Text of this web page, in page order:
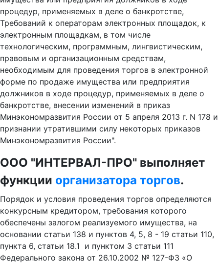
процедур, применяемых в деле о банкротстве,
Требований к операторам электронных площадок, к
электронным площадкам, в том числе
технологическим, программным, лингвистическим,
правовым и организационным средствам,
необходимым для проведения торгов в электронной
форме по продаже имущества или предприятия
должников в ходе процедур, применяемых в деле о
банкротстве, внесении изменений в приказ
Минэкономразвития России от 5 апреля 2013 г. N 178 и
признании утратившими силу некоторых приказов
Минэкономразвития России".
ООО "ИНТЕРВАЛ-ПРО" выполняет
функции организатора торгов.
Порядок и условия проведения торгов определяются
конкурсным кредитором, требования которого
обеспечены залогом реализуемого имущества, на
основании статьи 138 и пунктов 4, 5, 8 - 19 статьи 110,
пункта 6, статьи 18.1 и пунктом 3 статьи 111
Федерального закона от 26.10.2002 № 127-ФЗ «О